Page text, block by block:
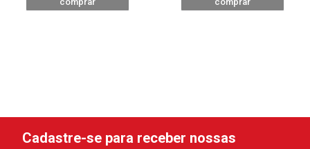
Cadastre-se para receber nossas